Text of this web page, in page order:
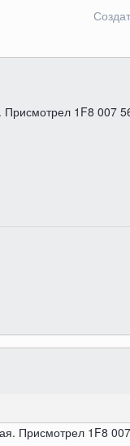
1F8 007
Присмотрел 1F8